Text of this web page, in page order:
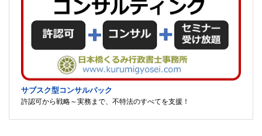
サブスク型コンサルパック
許認可から戦略～実務まで、不特法のすべてを支援！